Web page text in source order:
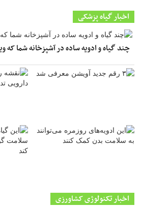
اخبار گیاه پزشکی
چند گیاه و ادویه ساده در آشپزخانه شما که
اخبار تکنولوژی کشاورزی